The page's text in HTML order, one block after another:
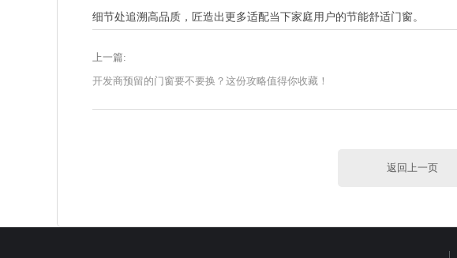
细节处追溯高品质，匠造出更多适配当下家庭用户的节能舒适门窗。
上一篇:
开发商预留的门窗要不要换？这份攻略值得你收藏！
返回上一页